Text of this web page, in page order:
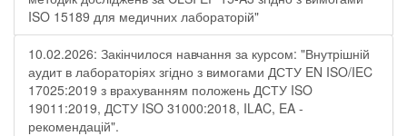
ISO 15189 для медичних лабораторій"
10.02.2026: Закінчилося навчання за курсом: "Внутрішній
аудит в лабораторіях згідно з вимогами ДСТУ EN ISO/IEC
17025:2019 з врахуванням положень ДСТУ ISO
19011:2019, ДСТУ ISO 31000:2018, ILAC, EA -
рекомендацій".